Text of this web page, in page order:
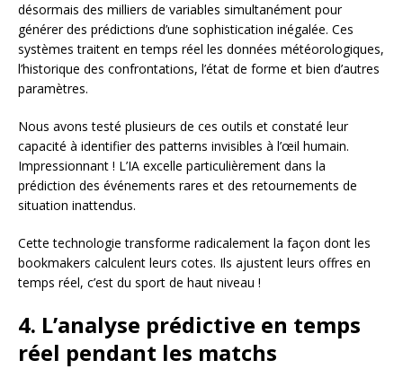
désormais des milliers de variables simultanément pour
générer des prédictions d’une sophistication inégalée. Ces
systèmes traitent en temps réel les données météorologiques,
l’historique des confrontations, l’état de forme et bien d’autres
paramètres.
Nous avons testé plusieurs de ces outils et constaté leur
capacité à identifier des patterns invisibles à l’œil humain.
Impressionnant ! L’IA excelle particulièrement dans la
prédiction des événements rares et des retournements de
situation inattendus.
Cette technologie transforme radicalement la façon dont les
bookmakers calculent leurs cotes. Ils ajustent leurs offres en
temps réel, c’est du sport de haut niveau !
4. L’analyse prédictive en temps
réel pendant les matchs